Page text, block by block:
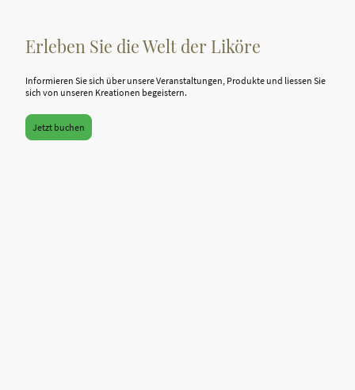
Erleben Sie die Welt der Liköre
Informieren Sie sich über unsere Veranstaltungen, Produkte und liessen Sie
sich von unseren Kreationen begeistern.
Jetzt buchen